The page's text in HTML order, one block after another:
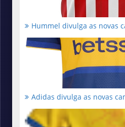
Hummel divulga as novas
Adidas divulga as novas